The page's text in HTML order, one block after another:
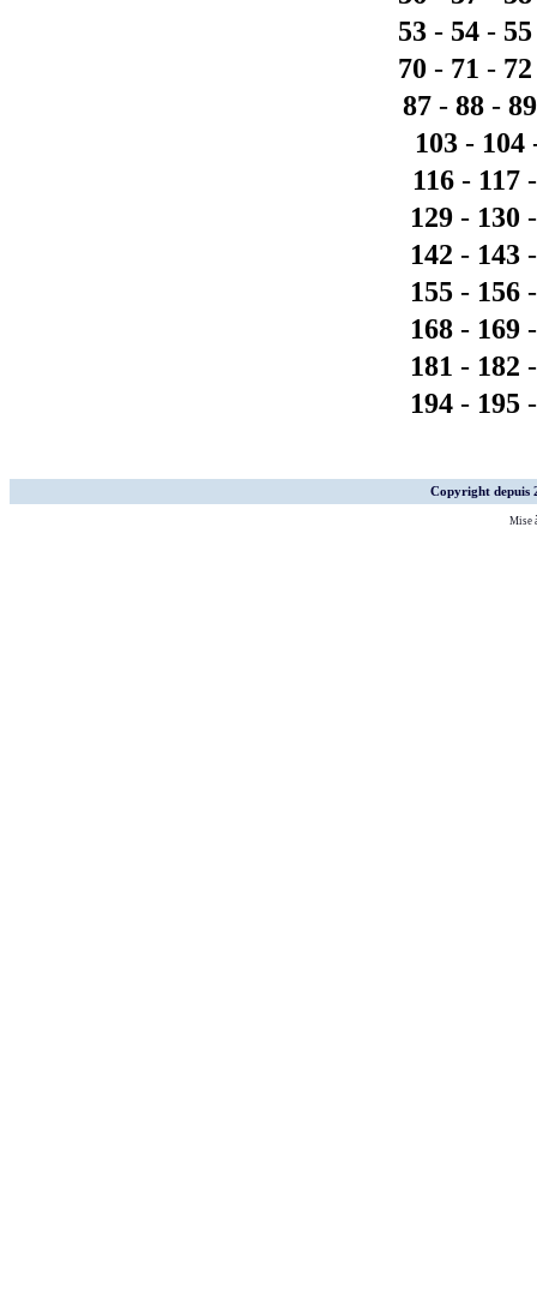
53 - 54 - 55
70 - 71 - 72
87 - 88 - 89
103- 104
116 - 117
129 - 130
142 - 143
155 - 156
168 - 169
181 - 182
194 - 195
Copyright depuis
Mise